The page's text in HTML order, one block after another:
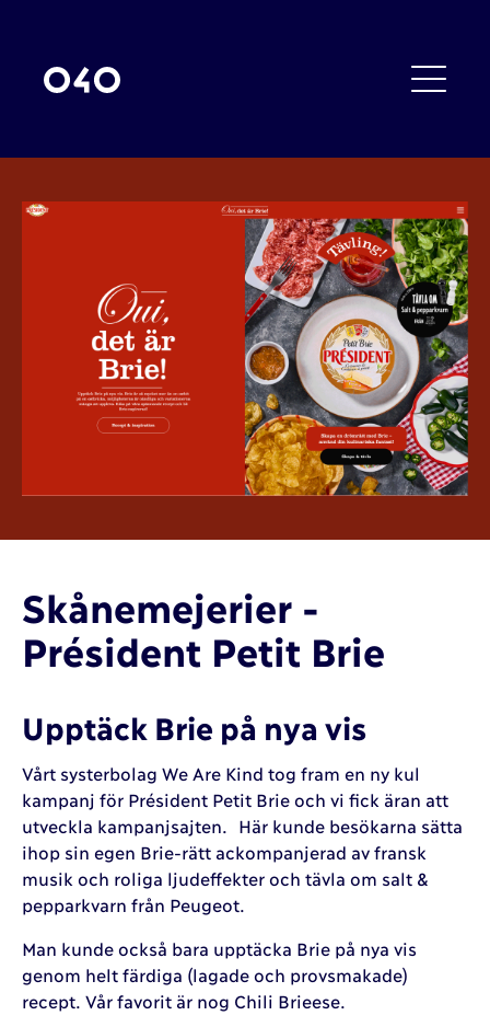
Skånemejerier -
Président Petit Brie
Upptäck Brie på nya vis
Vårt systerbolag We Are Kind tog fram en ny kul
kampanj för Président Petit Brie och vi fick äran att
utveckla kampanjsajten. Här kunde besökarna sätta
ihop sin egen Brie-rätt ackompanjerad av fransk
musik och roliga ljudeffekter och tävla om salt &
pepparkvarn från Peugeot.
Man kunde också bara upptäcka Brie på nya vis
genom helt färdiga (lagade och provsmakade)
recept. Vår favorit är nog Chili Brieese.